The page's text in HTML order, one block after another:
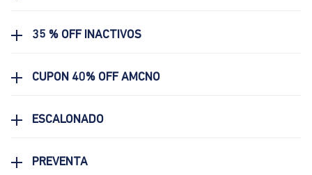
35 % OFF INACTIVOS
CUPON 40% OFF AMCNO
ESCALONADO
PREVENTA